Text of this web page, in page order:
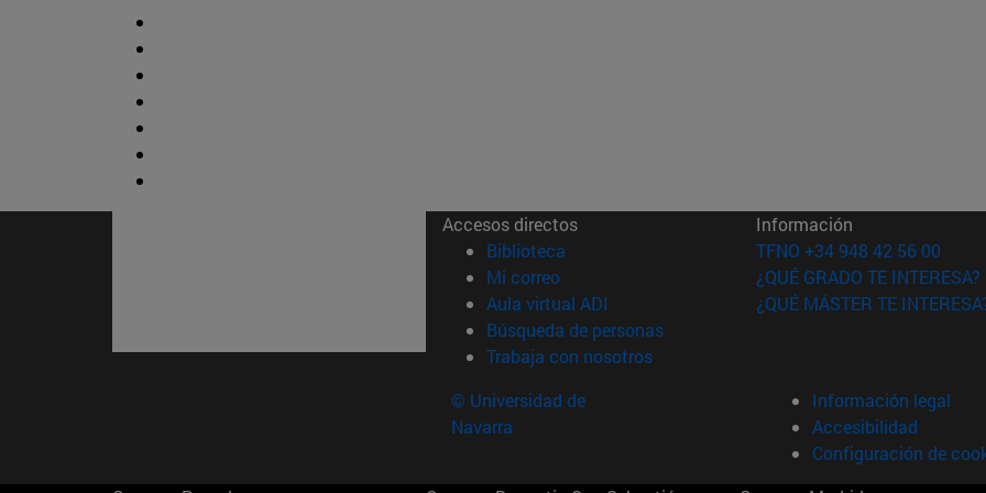
Accesos directos
Biblioteca (abre en nueva ventana)
Mi correo(abre en nueva ventana)
Aula virtual ADI (abre en nueva ventana)
Búsqueda de personas(abre en nueva ventana)
Trabaja con nosotros(abre en nueva ventana)
Información
TFNO +34 948 42 56 00
¿QUÉ GRADO TE INTERESA?
¿QUÉ MÁSTER TE
© Universidad de
Navarra
Información legal
Accesibilidad
Configuración de